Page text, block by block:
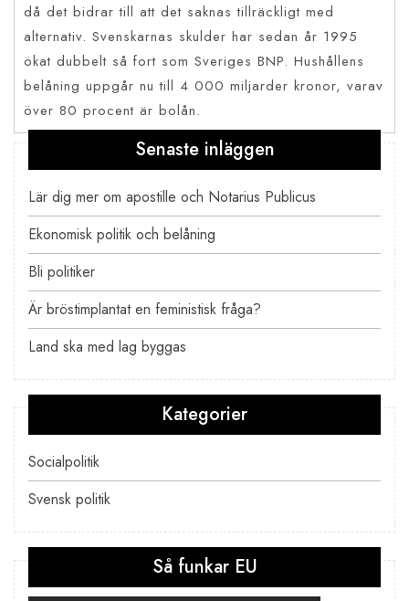
då det bidrar till att det saknas tillräckligt med
alternativ. Svenskarnas skulder har sedan år 1995
ökat dubbelt så fort som Sveriges BNP. Hushållens
belåning uppgår nu till 4 000 miljarder kronor, varav
över 80 procent är bolån.
Inläggsnavigering
Senaste inläggen
Lär dig mer om apostille och Notarius Publicus
Ekonomisk politik och belåning
Bli politiker
Är bröstimplantat en feministisk fråga?
Land ska med lag byggas
Kategorier
Socialpolitik
Svensk politik
Så funkar EU